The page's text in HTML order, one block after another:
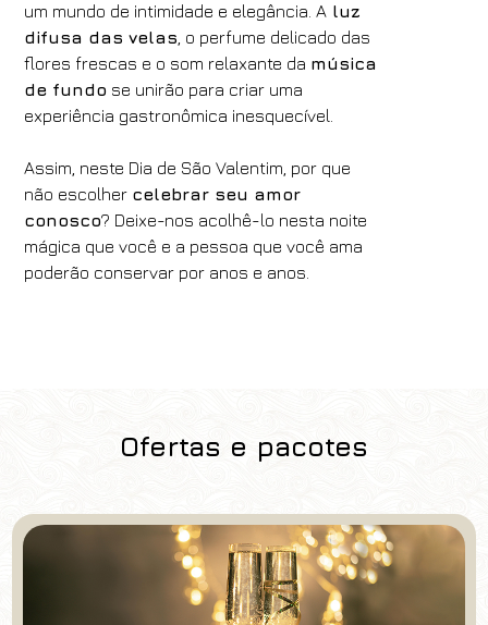
um mundo de intimidade e elegância. A luz
difusa das velas , o perfume delicado das
flores frescas e o som relaxante da música
de fundo se unirão para criar uma
experiência gastronômica inesquecível.
Assim, neste Dia de São Valentim, por que
não escolher celebrar seu amor
conosco? Deixe-nos acolhê-lo nesta noite
mágica que você e a pessoa que você ama
poderão conservar por anos e anos.
Ofertas e pacotes